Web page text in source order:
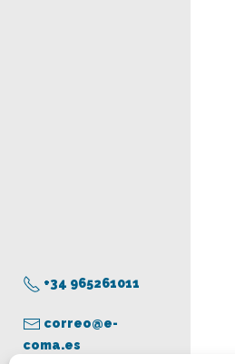
+34 965261011
correo@e-
coma.es